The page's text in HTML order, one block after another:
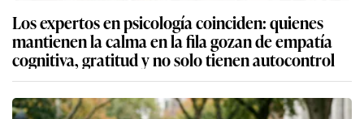
Los expertos en psicología coinciden: quienes
mantienen la calma en la fila gozan de empatía
cognitiva, gratitud y no solo tienen autocontrol